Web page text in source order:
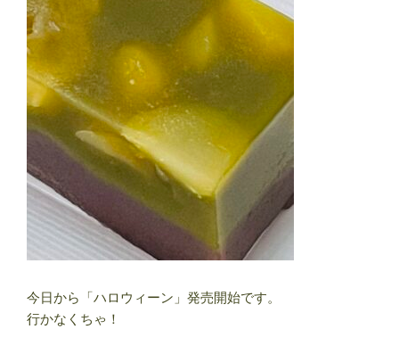
今日から「ハロウィーン」発売開始です。
行かなくちゃ！